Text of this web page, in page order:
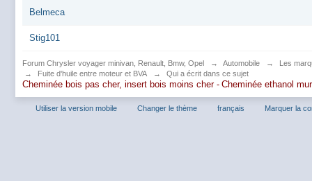
Belmeca
Stig101
Forum Chrysler voyager minivan, Renault, Bmw, Opel → Automobile →
Les
→
Fuite d'huile entre moteur et BVA → Qui a écrit dans ce sujet
Cheminée bois pas cher, insert bois moins cher - Cheminée ethanol
Utiliser la version mobile Changer le thème français Marquer la